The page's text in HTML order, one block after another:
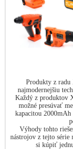
Produkty z
najmodernejšiu
Každý z produktov
možné presúvať
kapacitou
Výhody tohto
nástrojov z tejto série
si kúpiť